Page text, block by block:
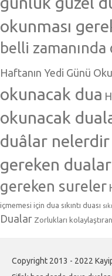
okunması
belli
Haftanın Yedi Günü
okunacak dua
okunacak
duâlar nelerdir
gereken dualar
gereken sureler
içmemesi için dua sıkıntı duası
Dualar Zorlukları
Copyright 2013 - 2022